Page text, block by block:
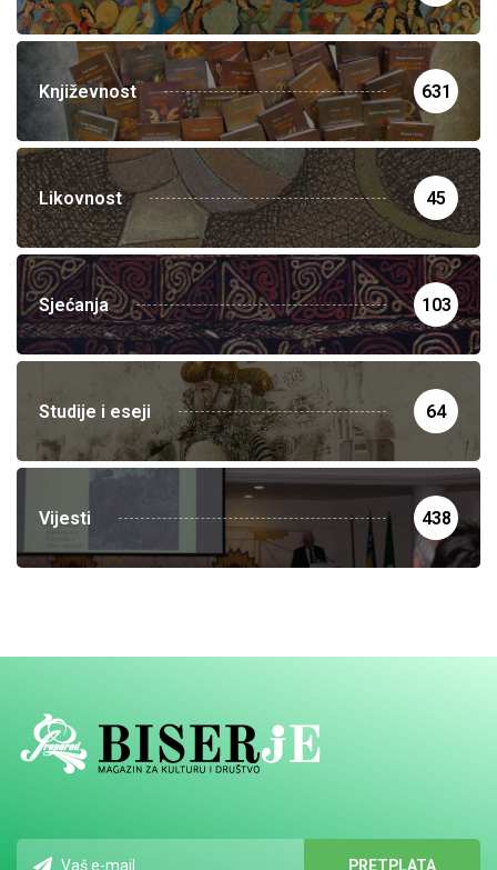
Književnost 631
Likovnost 45
Sjećanja 103
Studije i eseji 64
Vijesti 438